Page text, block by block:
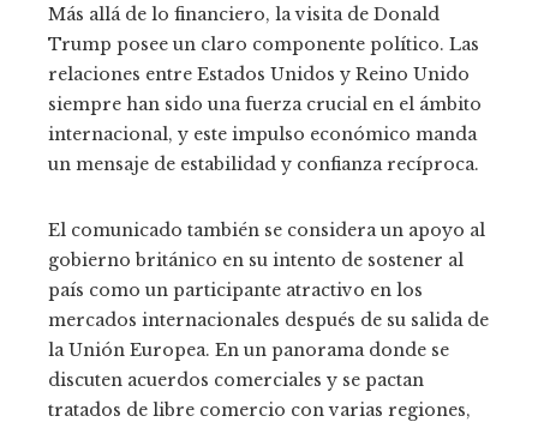
Más allá de lo financiero, la visita de Donald
Trump posee un claro componente político. Las
relaciones entre Estados Unidos y Reino Unido
siempre han sido una fuerza crucial en el ámbito
internacional, y este impulso económico manda
un mensaje de estabilidad y confianza recíproca.
El comunicado también se considera un apoyo al
gobierno británico en su intento de sostener al
país como un participante atractivo en los
mercados internacionales después de su salida de
la Unión Europea. En un panorama donde se
discuten acuerdos comerciales y se pactan
tratados de libre comercio con varias regiones,